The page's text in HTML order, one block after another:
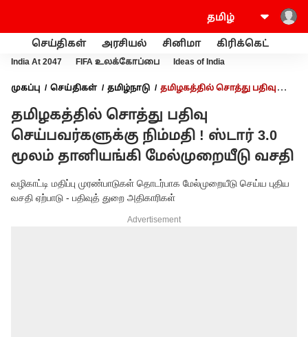
செய்திகள் அரசியல் சினிமா கிரிக்கெட்
India At 2047 FIFA உலக்கோப்பை Ideas of India
முகப்பு செய்திகள் தமிழ்நாடு
தமிழகத்தில் சொத்து பதிவு
மேல்முறையீடு வசதி
தமிழகத்தில் சொத்து பதிவு
செய்பவர்களுக்கு நிம்மதி ! ஸ்டார் 3.0
மூலம் தானியங்கி மேல்முறையீடு வசதி
வழிகாட்டி மதிப்பு முரண்பாடுகள் தொடர்பாக மேல்முறையீடு செய்ய புதிய
வசதி ஏற்பாடு - பதிவுத் துறை அதிகாரிகள்
Advertisement